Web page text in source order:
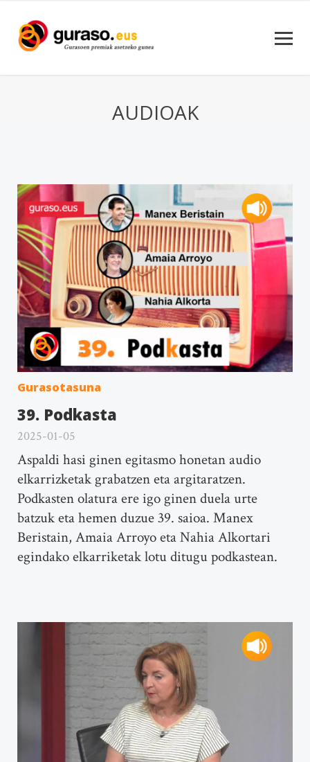
AUDIOAK
Gurasotasuna
39. Podkasta
2025-01-05
Aspaldi hasi ginen egitasmo honetan audio
elkarrizketak grabatzen eta argitaratzen.
Podkasten olatura ere igo ginen duela urte
batzuk eta hemen duzue 39. saioa. Manex
Beristain, Amaia Arroyo eta Nahia Alkortari
egindako elkarriketak lotu ditugu podkastean.